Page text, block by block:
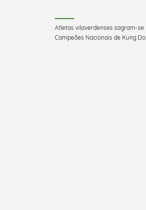
Atletas vilaverdenses sagram-se
Campeões Nacionais de Kung Do